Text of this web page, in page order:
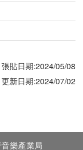
張貼日期:2024/05/08
更新日期:2024/07/02
樂產業局